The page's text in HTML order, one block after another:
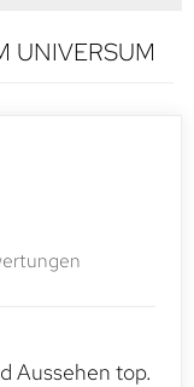
UNIVERSUM
Aussehen top.